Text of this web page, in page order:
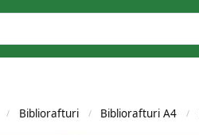
/ Bibliorafturi / Bibliorafturi A4 /